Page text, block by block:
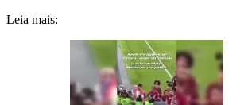
Leia mais: